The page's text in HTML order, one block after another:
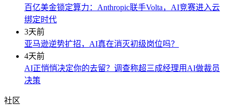
百亿美金锁定算力：Anthropic联手Volta，AI竞赛进入云
绑定时代
3天前
亚马逊逆势扩招，AI真在消灭初级岗位吗？
4天前
AI正悄悄决定你的去留？调查称超三成经理用AI做裁员
决策
社区